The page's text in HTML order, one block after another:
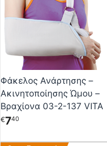
Φάκελος Ανάρτησης –
Ακινητοποίησης Ώμου –
Βραχίονα 03-2-137 VITA
740
€
πολλαπλές
παραλλαγές.
μπορούν
επιλεγούν
στη
σελίδα
του
προϊόντος